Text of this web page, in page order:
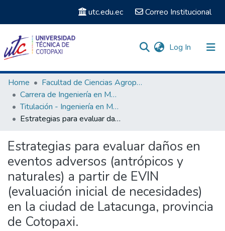
utc.edu.ec Correo Institucional
Log In (current)
Communities & Collections
Search
Statistics
Home
Facultad de Ciencias Agropecuarias y Recursos Naturales
Carrera de Ingeniería en Medio Ambiente
Titulación - Ingeniería en Medio Ambiente
Estrategias para evaluar daños en eventos adversos (antrópicos y naturales) a partir de EVIN (evaluación inicial de necesidades) en la ciudad de Latacunga, provincia de Cotopaxi.
Estrategias para evaluar daños en
eventos adversos (antrópicos y
naturales) a partir de EVIN
(evaluación inicial de necesidades)
en la ciudad de Latacunga, provincia
de Cotopaxi.